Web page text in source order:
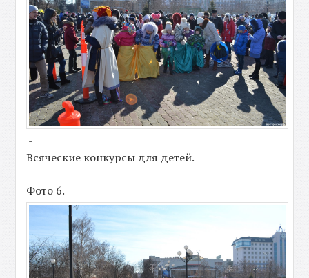
-
Всяческие конкурсы для детей.
-
Фото 6.